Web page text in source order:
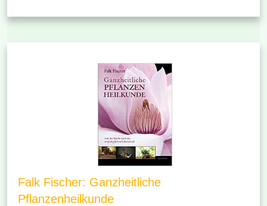
Falk Fischer: Ganzheitliche
Pflanzenheilkunde